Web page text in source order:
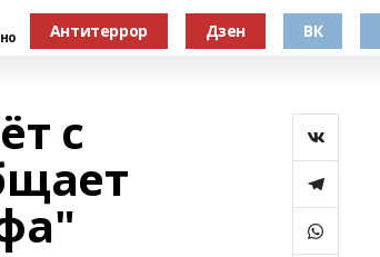
Антитеррор Дзен ВК
с